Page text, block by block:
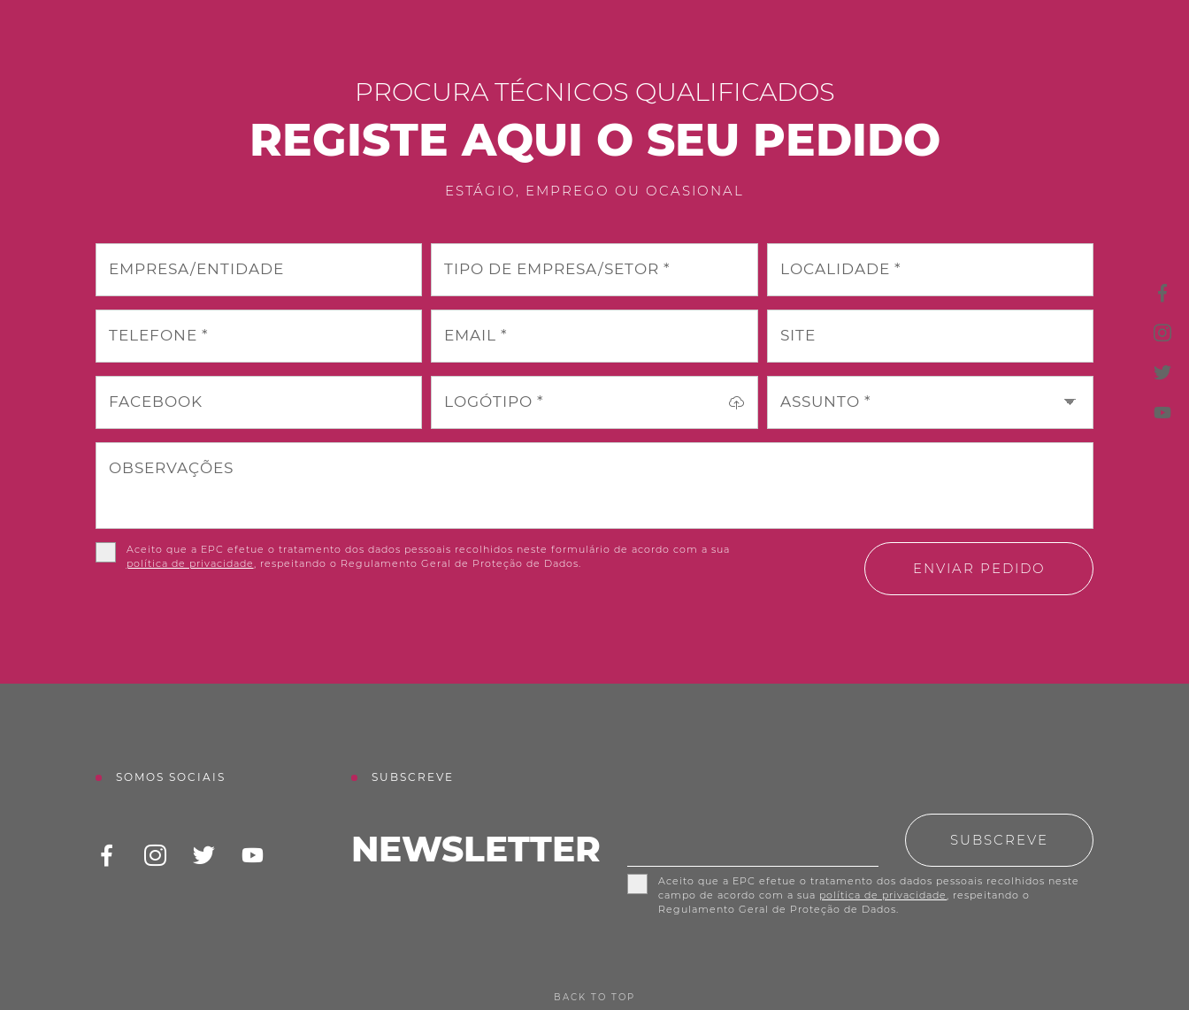
PROCURA TÉCNICOS QUALIFICADOS
REGISTE AQUI O SEU PEDIDO
ESTÁGIO, EMPREGO OU OCASIONAL
EMPRESA/ENTIDADE TIPO DE EMPRESA/SETOR * LOCALIDADE *
TELEFONE * EMAIL * SITE
FACEBOOK LOGÓTIPO * ASSUNTO *
OBSERVAÇÕES
Aceito que a EPC efetue o tratamento dos dados pessoais recolhidos neste formulário de acordo com a sua
política de privacidade, respeitando o Regulamento Geral de Proteção de Dados. ENVIAR PEDIDO
BACK TO TOP
SOMOS SOCIAIS SUBSCREVE
NEWSLETTER SUBSCREVE
Aceito que a EPC efetue o tratamento dos dados pessoais recolhidos neste
campo de acordo com a sua política de privacidade , respeitando o
Regulamento Geral de Proteção de Dados.